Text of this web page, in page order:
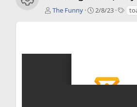
T
ả
The Funny
C
d
2/8/23
T